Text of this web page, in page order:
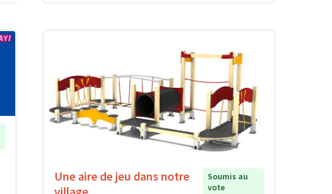
Une aire de jeu dans notre
Soumis au
vote